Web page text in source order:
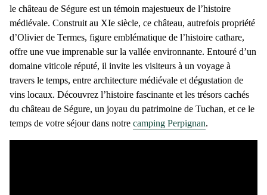
le château de Ségure est un témoin majestueux de l’histoire
médiévale. Construit au XIe siècle, ce château, autrefois propriété
d’Olivier de Termes, figure emblématique de l’histoire cathare,
offre une vue imprenable sur la vallée environnante. Entouré d’un
domaine viticole réputé, il invite les visiteurs à un voyage à
travers le temps, entre architecture médiévale et dégustation de
vins locaux. Découvrez l’histoire fascinante et les trésors cachés
du château de Ségure, un joyau du patrimoine de Tuchan, et ce le
temps de votre séjour dans notre camping Perpignan.